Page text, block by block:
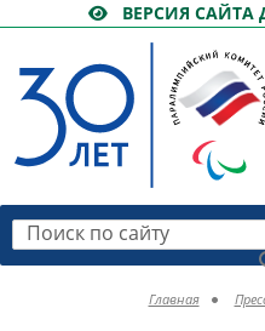
ВЕРСИЯ
Поиск по сайту
Главная